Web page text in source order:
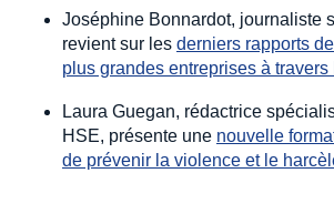
Joséphine Bonnardot, journaliste
revient sur les derniers rapports
plus grandes entreprises à travers
Laura Guegan, rédactrice
HSE, présente une nouvelle
de prévenir la violence et le